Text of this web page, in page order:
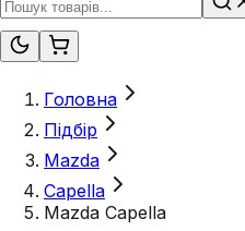
Головна
Підбір
Mazda
Capella
Mazda Capella